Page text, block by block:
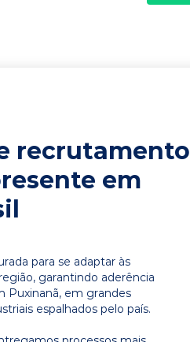
recrutamento
em
para se adaptar às
garantindo aderência
Puxinanã, em grandes
espalhados pelo país.